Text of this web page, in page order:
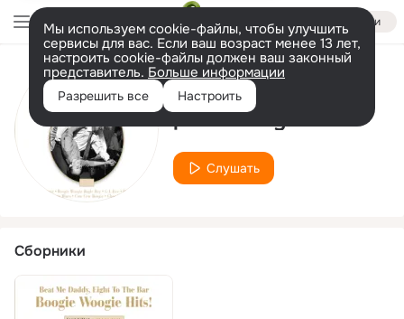
Войти
Мы используем cookie-файлы, чтобы улучшить
сервисы для вас. Если ваш возраст менее 13 лет,
настроить cookie-файлы должен ваш законный
представитель. Больше информации
Разрешить все Настроить
Исполнитель
piano Tony Aless
Слушать
Сборники